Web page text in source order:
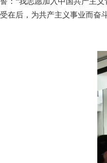
受在后，为共产主义事业而奋